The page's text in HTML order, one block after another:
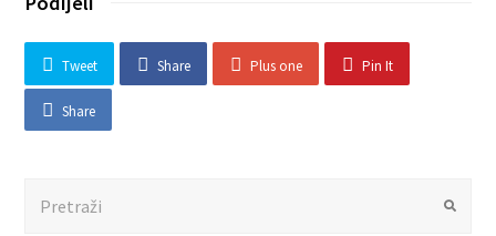
Tweet Share Plus one Pin It
Share
Submit